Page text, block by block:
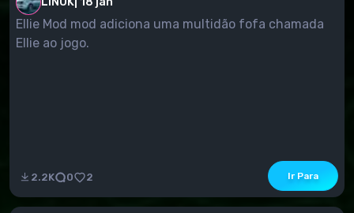
Ellie Mod mod adiciona uma multidão fofa chamada
Ellie ao jogo.
2.2K 0 2 Ir Para